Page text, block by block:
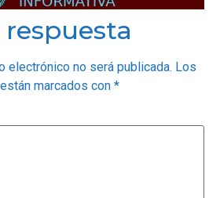
electrónico no será publicada. Los
marcados con *